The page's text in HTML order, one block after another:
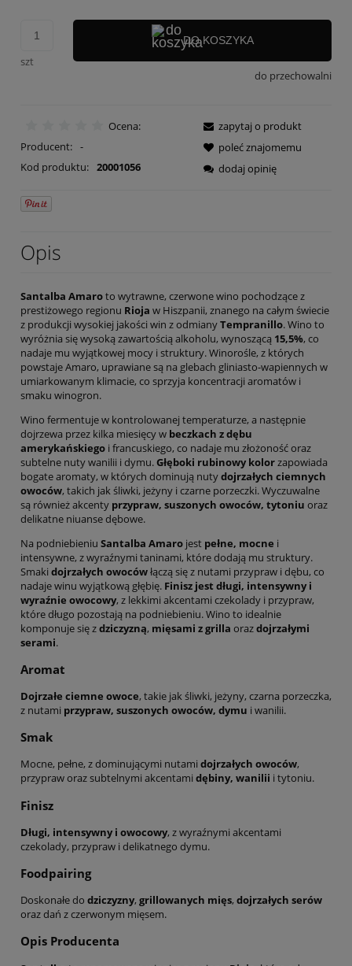
szt
DO KOSZYKA
do przechowalni
Ocena:
Producent: -
Kod produktu: 20001056
zapytaj o produkt
poleć znajomemu
dodaj opinię
Opis
Santalba Amaroto wytrawne, czerwone wino pochodzące z
prestiżowego regionu Rioja w Hiszpanii, znanego na całym świecie
z produkcji wysokiej jakości win z odmianyTempranillo. Wino to
wyróżnia się wysoką zawartością alkoholu, wynoszącą 15,5%, co
nadaje mu wyjątkowej mocy i struktury. Winorośle, z których
powstaje Amaro, uprawiane są na glebach gliniasto-wapiennych w
umiarkowanym klimacie, co sprzyja koncentracji aromatów i
smaku winogron.
Wino fermentuje w kontrolowanej temperaturze, a następnie
dojrzewa przez kilka miesięcy w beczkach z dębu
amerykańskiego i francuskiego, co nadaje mu złożoność oraz
subtelne nuty wanilii i dymu.Głęboki rubinowy kolorzapowiada
bogate aromaty, w których dominują nutydojrzałych ciemnych
owoców, takich jak śliwki, jeżyny i czarne porzeczki. Wyczuwalne
są również akcenty przypraw, suszonych owoców, tytoniu oraz
delikatne niuanse dębowe.
Na podniebieniu Santalba Amaro jest pełne, mocne i
intensywne, z wyraźnymi taninami, które dodają mu struktury.
Smaki dojrzałych owocówłączą się z nutami przypraw i dębu, co
nadaje winu wyjątkową głębię. Finisz jest długi, intensywny i
wyraźnie owocowy, z lekkimi akcentami czekolady i przypraw,
które długo pozostają na podniebieniu. Wino to idealnie
komponuje się zdziczyzną, mięsami z grilla orazdojrzałymi
serami.
Aromat
Dojrzałe ciemne owoce, takie jak śliwki, jeżyny, czarna porzeczka,
z nutami przypraw, suszonych owoców, dymu i wanilii.
Smak
Mocne, pełne, z dominującymi nutami dojrzałych owoców,
przypraw oraz subtelnymi akcentami dębiny, wanilii i tytoniu.
Finisz
Długi, intensywny i owocowy, z wyraźnymi akcentami
czekolady, przypraw i delikatnego dymu.
Foodpairing
Doskonałe do dziczyzny, grillowanych mięs, dojrzałych serów
oraz dań z czerwonym mięsem.
Opis Producenta